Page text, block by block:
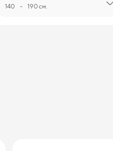
140 - 190 см.